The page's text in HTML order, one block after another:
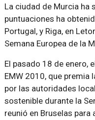
La ciudad de Murcia ha
puntuaciones ha
Portugal, y Riga, en
Semana Europea de la
El pasado 18 de enero,
EMW 2010, que premia
por las autoridades
sostenible durante la
reunió en Bruselas